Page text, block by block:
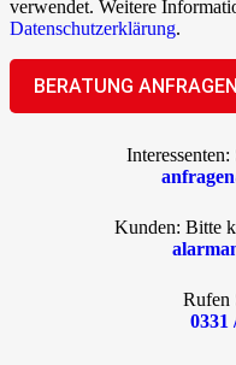
verwendet. Weitere
Datenschutzerklärung.
Kunden: Bitte
Rufen
0331